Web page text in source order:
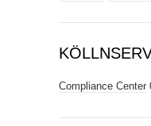
Compliance Center